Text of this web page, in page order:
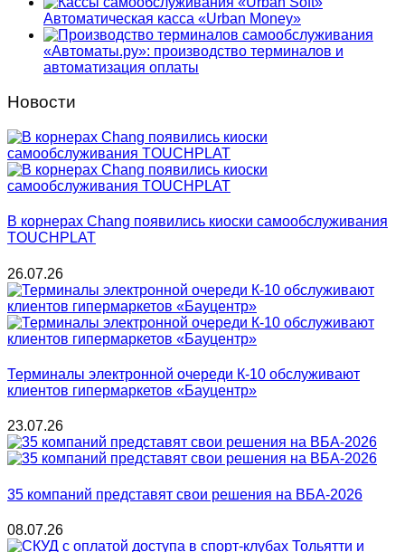
Автоматическая касса «Urban Money»
«Автоматы.ру»: производство терминалов и
автоматизация оплаты
Новости
В корнерах Chang появились киоски самообслуживания
TOUCHPLAT
26.07.26
Терминалы электронной очереди К-10 обслуживают
клиентов гипермаркетов «Бауцентр»
23.07.26
35 компаний представят свои решения на ВБА-2026
08.07.26